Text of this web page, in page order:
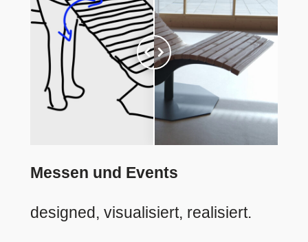
Messen und Events
designed, visualisiert, realisiert.